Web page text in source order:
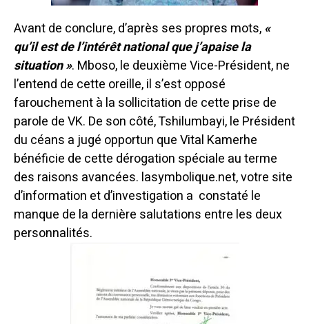
Avant de conclure, d’après ses propres mots,«
qu’il est de l’intérêt national que j’apaise la
situation ». Mboso, le deuxième Vice-Président, ne
l’entend de cette oreille, il s’est opposé
farouchement à la sollicitation de cette prise de
parole de VK. De son côté, Tshilumbayi, le Président
du céans a jugé opportun que Vital Kamerhe
bénéficie de cette dérogation spéciale au terme
des raisons avancées. lasymbolique.net, votre site
d’information et d’investigation a constaté le
manque de la dernière salutations entre les deux
personnalités.